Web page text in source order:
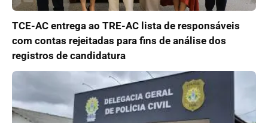
TCE-AC entrega ao TRE-AC lista de responsáveis
com contas rejeitadas para fins de análise dos
registros de candidatura